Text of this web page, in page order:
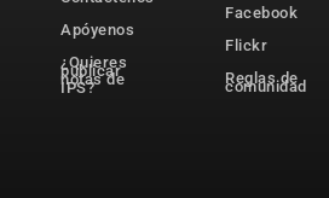
Apóyenos
¿Quieres
publicar
notas de
IPS?
Facebook
Flickr
Reglas de
comunidad